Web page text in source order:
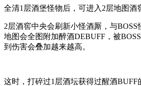
全清1层酒堡怪物后，可进入2层地图酒
2层酒窖中央会刷新小怪酒厮，与
地图会全图附加醉酒DEBUFF，被
到伤害会叠加越来越高。
这时，打碎过1层酒坛获得过醒酒BUFF